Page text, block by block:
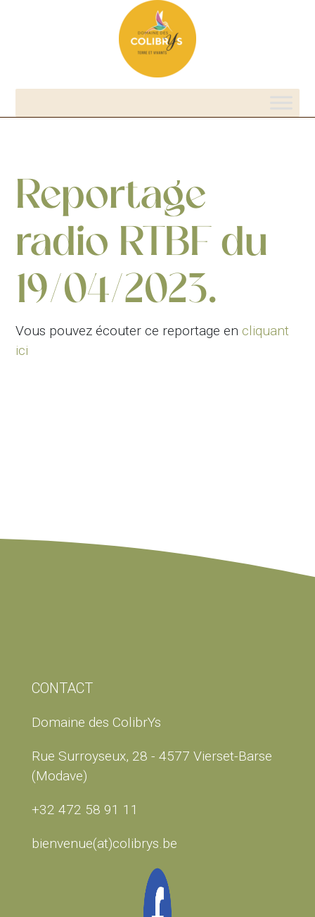
Reportage
radio RTBF du
19/04/2023.
Vous pouvez écouter ce reportage en cliquant
ici
CONTACT
Domaine des ColibrYs
Rue Surroyseux, 28 - 4577 Vierset-Barse
(Modave)
+32 472 58 91 11
bienvenue(at)colibrys.be